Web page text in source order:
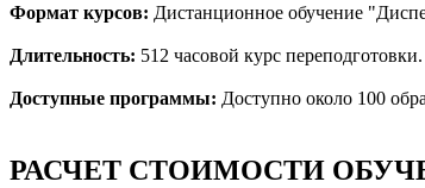
Формат курсов: Дистанционное обучение
Длительность: 512 часовой курс
Доступные программы: Доступно около 100
РАСЧЕТ СТОИМОСТИ